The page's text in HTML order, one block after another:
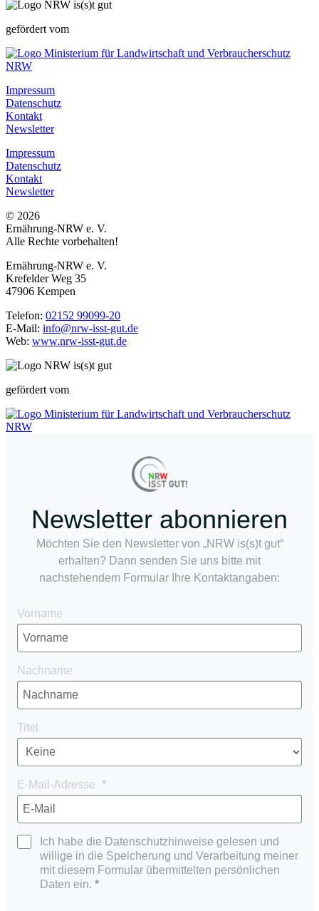
gefördert vom
Impressum
Datenschutz
Kontakt
Newsletter
Impressum
Datenschutz
Kontakt
Newsletter
© 2026
Ernährung-NRW e. V.
Alle Rechte vorbehalten!
Ernährung-NRW e. V.
Krefelder Weg 35
47906 Kempen
Telefon: 02152 99099-20
E-Mail: info@nrw-isst-gut.de
Web: www.nrw-isst-gut.de
gefördert vom
Newsletter abonnieren
Möchten Sie den Newsletter von „NRW is(s)t gut“
erhalten? Dann senden Sie uns bitte mit
nachstehendem Formular Ihre Kontaktangaben:
Vorname
Nachname
Titel
E-Mail-Adresse
Ich habe die Datenschutzhinweise gelesen und
willige in die Speicherung und Verarbeitung meiner
mit diesem Formular übermittelten persönlichen
Daten ein.